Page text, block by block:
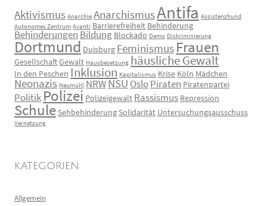
Aktivismus Anarchie AnarchismusAntifa Assistenzhund
Autonomes Zentrum Avanti Barrierefreiheit Behinderung
Behinderungen Bildung Blockado Demo Diskriminierung
Dortmund Duisburg Feminismus Frauen
GesellschaftGewalt Hausbesetzung häusliche Gewalt
In den Peschen Inklusion Kapitalismus Krise Köln Mädchen
Neonazis Neumühl NRWNSU OsloPiraten Piratenpartei
Politik Polizei Polizeigewalt Rassismus Repression
Schule Sehbehinderung Solidarität Untersuchungsausschuss
Vernetzung
KATEGORIEN
Allgemein